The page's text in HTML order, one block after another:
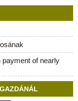
of nearly